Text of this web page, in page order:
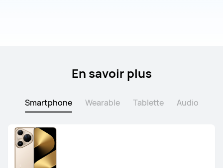
En savoir plus
Smartphone Wearable Tablette Audio